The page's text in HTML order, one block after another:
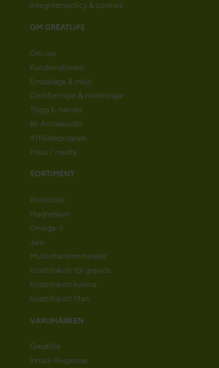
Integritetspolicy & cookies
OM GREATLIFE
Om oss
Kundomdömen
Emballage & miljö
Certifieringar & märkningar
Trygg E-handel
Bli Ambassadör
Affiliateprogram
Press / media
SORTIMENT
Probiotika
Magnesium
Omega-3
Järn
Multivitaminmineraler
Kosttillskott för gravida
Kosttillskott kvinna
Kosttillskott Man
VARUMÄRKEN
Greatlife
Innate Response